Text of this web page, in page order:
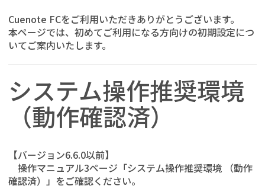
Cuenote FCをご利用いただきありがとうございます。
本ページでは、初めてご利用になる方向けの初期設定につ
いてご案内いたします。
システム操作推奨環境
（動作確認済）
【バージョン6.6.0以前】
操作マニュアル3ページ「システム操作推奨環境 （動作
確認済）」をご確認ください。